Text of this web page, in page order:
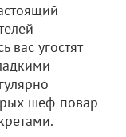
вас угостят
шеф-повар